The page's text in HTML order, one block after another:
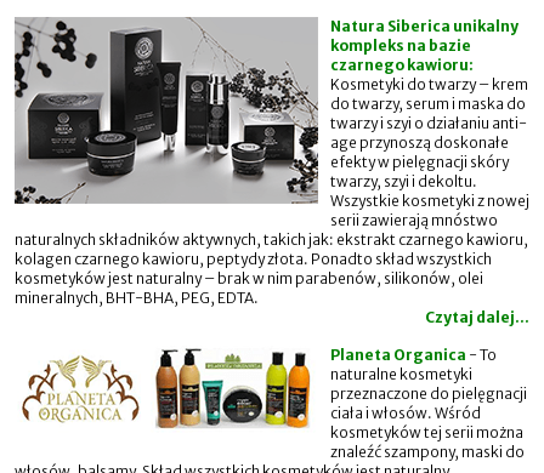
Natura Siberica unikalny
kompleks na bazie
czarnego kawioru:
Kosmetyki do twarzy – krem
do twarzy, serum i maska do
twarzy i szyi o działaniu anti-
age przynoszą doskonałe
efekty w pielęgnacji skóry
twarzy, szyi i dekoltu.
Wszystkie kosmetyki z nowej
serii zawierają mnóstwo
naturalnych składników aktywnych, takich jak: ekstrakt czarnego kawioru,
kolagen czarnego kawioru, peptydy złota. Ponadto skład wszystkich
kosmetyków jest naturalny – brak w nim parabenów, silikonów, olei
mineralnych, BHT-BHA, PEG, EDTA.
Czytaj dalej...
Planeta Organica - To
naturalne kosmetyki
przeznaczone do pielęgnacji
ciała i włosów. Wśród
kosmetyków tej serii można
znaleźć szampony, maski do